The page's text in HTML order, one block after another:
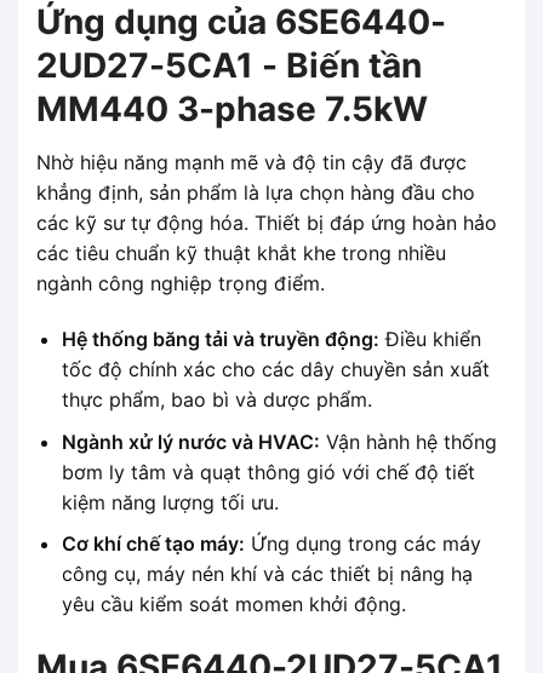
Ứng dụng của 6SE6440-
2UD27-5CA1 - Biến tần
MM440 3-phase 7.5kW
Nhờ hiệu năng mạnh mẽ và độ tin cậy đã được
khẳng định, sản phẩm là lựa chọn hàng đầu cho
các kỹ sư tự động hóa. Thiết bị đáp ứng hoàn hảo
các tiêu chuẩn kỹ thuật khắt khe trong nhiều
ngành công nghiệp trọng điểm.
Hệ thống băng tải và truyền động: Điều khiển
tốc độ chính xác cho các dây chuyền sản xuất
thực phẩm, bao bì và dược phẩm.
Ngành xử lý nước và HVAC: Vận hành hệ thống
bơm ly tâm và quạt thông gió với chế độ tiết
kiệm năng lượng tối ưu.
Cơ khí chế tạo máy: Ứng dụng trong các máy
công cụ, máy nén khí và các thiết bị nâng hạ
yêu cầu kiểm soát momen khởi động.